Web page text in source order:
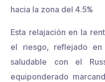
hacia la zona del 4.5%
Esta relajación en la
el riesgo, reflejado
saludable con el
equiponderado